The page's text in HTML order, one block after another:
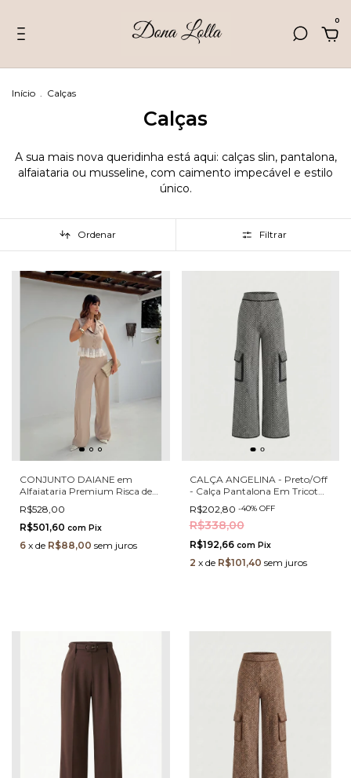
0
Início . Calças
Calças
A sua mais nova queridinha está aqui: calças slin, pantalona,
alfaiataria ou musseline, com caimento impecável e estilo
único.
Ordenar Filtrar
CONJUNTO DAIANE em
Alfaiataria Premium Risca de
Giz - CF
R$528,00
R$501,60 com Pix
6 x de R$88,00 sem juros
CALÇA ANGELINA - Preto/Off
- Calça Pantalona Em Tricot
Chevron Com Bolsos Cargo E
Acabamento Contrastante
R$202,80 -40% OFF
R$338,00
R$192,66 com Pix
2 x de R$101,40 sem juros